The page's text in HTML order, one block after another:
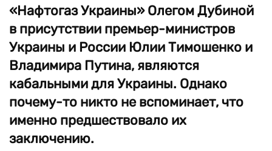
«Нафтогаз Украины» Олегом Дубиной
в присутствии премьер-министров
Украины и России Юлии Тимошенко и
Владимира Путина, являются
кабальными для Украины. Однако
почему-то никто не вспоминает, что
именно предшествовало их
заключению.